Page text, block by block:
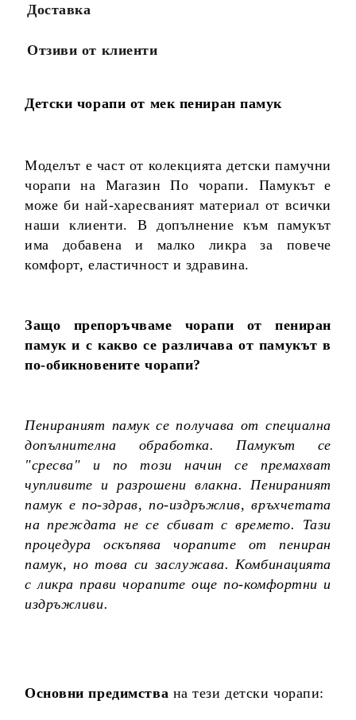
Доставка
Отзиви от клиенти
Детски чорапи от мек пениран памук
Моделът е част от колекцията детски памучни
чорапи на Магазин По чорапи. Памукът е
може би най-харесваният материал от всички
наши клиенти. В допълнение към памукът
има добавена и малко ликра за повече
комфорт, еластичност и здравина.
Защо препоръчваме чорапи от пениран
памук и с какво се различава от памукът в
по-обикновените чорапи?
Пенираният памук се получава от специална
допълнителна обработка. Памукът се
"сресва" и по този начин се премахват
чупливите и разрошени влакна. Пенираният
памук е по-здрав, по-издръжлив, връхчетата
на преждата не се сбиват с времето. Тази
процедура оскъпява чорапите от пениран
памук, но това си заслужава. Комбинацията
с ликра прави чорапите още по-комфортни и
издръжливи.
Основни предимства на тези детски чорапи: